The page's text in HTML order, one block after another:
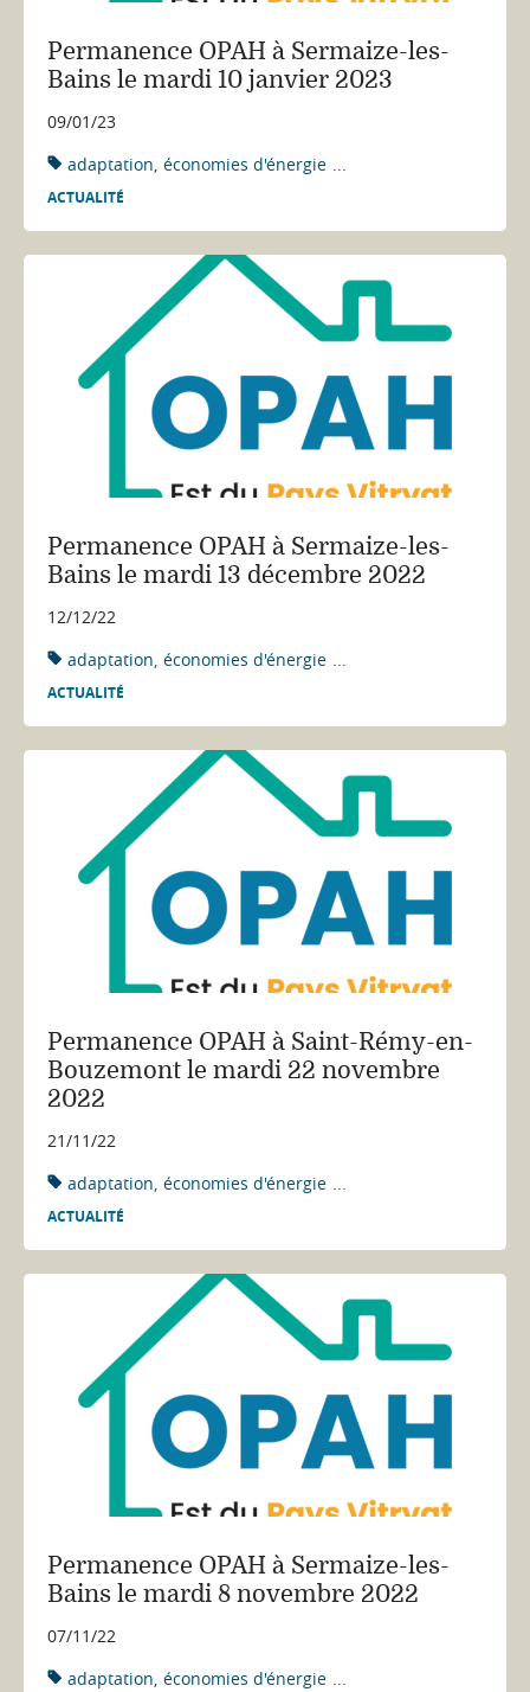
Permanence OPAH à Sermaize-les-
Bains le mardi 10 janvier 2023
09/01/23
adaptation économies d'énergie ...
ACTUALITÉ
Permanence OPAH à Sermaize-les-
Bains le mardi 13 décembre 2022
12/12/22
adaptation économies d'énergie ...
ACTUALITÉ
Permanence OPAH à Saint-Rémy-en-
Bouzemont le mardi 22 novembre
2022
21/11/22
adaptation économies d'énergie ...
ACTUALITÉ
Permanence OPAH à Sermaize-les-
Bains le mardi 8 novembre 2022
07/11/22
adaptation économies d'énergie ...